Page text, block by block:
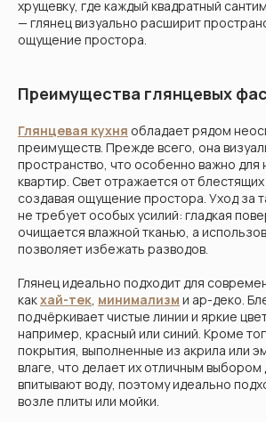
хрущевку, где каждый квадратный
— глянец визуально расширит
ощущение простора.
Преимущества глянцевых
Глянцевая кухня обладает рядом
преимуществ. Прежде всего, она
пространство, что особенно важно для
квартир. Свет отражается от
создавая ощущение простора. Уход за
не требует особых усилий: гладкая
очищается влажной тканью, а
позволяет избежать разводов.
Глянец идеально подходит для
какхай-тек, минимализм и ар-деко.
подчёркивает чистые линии и яркие
например, красный или синий. Кроме
покрытия, выполненные из акрила или
влаге, что делает их отличным выбором
впитывают воду, поэтому идеально
возле плиты или мойки.